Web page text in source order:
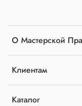
О Мастерской
Клиентам
Каталог